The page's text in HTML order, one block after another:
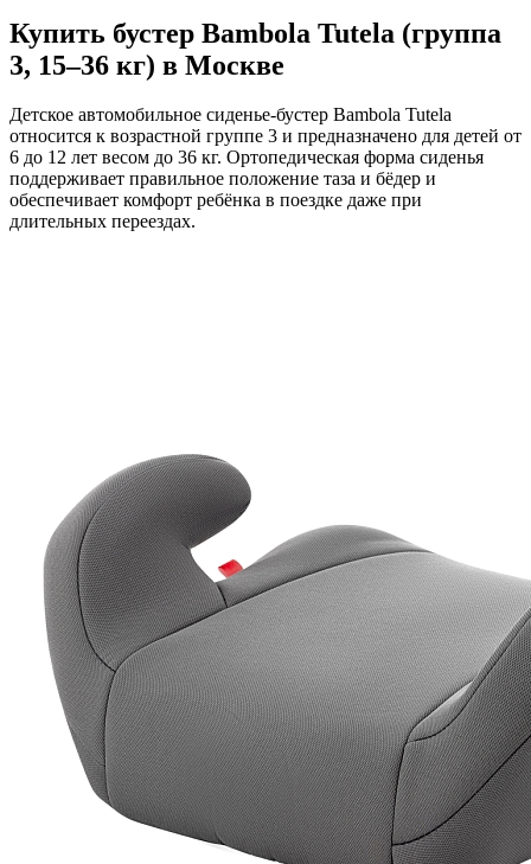
Купить бустер Bambola Tutela (группа
3, 15–36 кг) в Москве
Детское автомобильное сиденье‑бустер Bambola Tutela
относится к возрастной группе 3 и предназначено для детей от
6 до 12 лет весом до 36 кг. Ортопедическая форма сиденья
поддерживает правильное положение таза и бёдер и
обеспечивает комфорт ребёнка в поездке даже при
длительных переездах.